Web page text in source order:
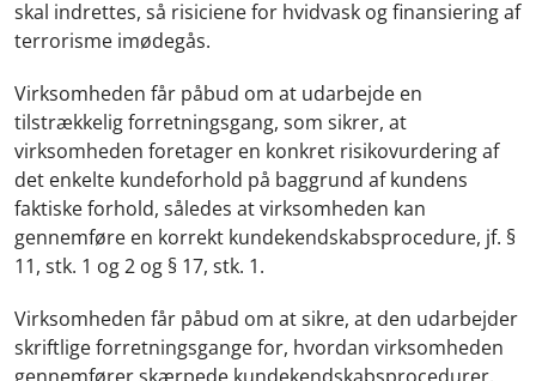
skal indrettes, så risiciene for hvidvask og finansiering af
terrorisme imødegås.
Virksomheden får påbud om at udarbejde en
tilstrækkelig forretningsgang, som sikrer, at
virksomheden foretager en konkret risikovurdering af
det enkelte kundeforhold på baggrund af kundens
faktiske forhold, således at virksomheden kan
gennemføre en korrekt kundekendskabsprocedure, jf. §
11, stk. 1 og 2 og § 17, stk. 1.
Virksomheden får påbud om at sikre, at den udarbejder
skriftlige forretningsgange for, hvordan virksomheden